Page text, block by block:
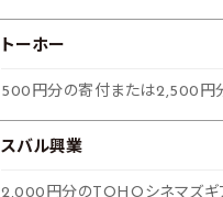
トーホー
500円分の寄付または2,500円
スバル興業
2,000円分のTOHOシネマズギ